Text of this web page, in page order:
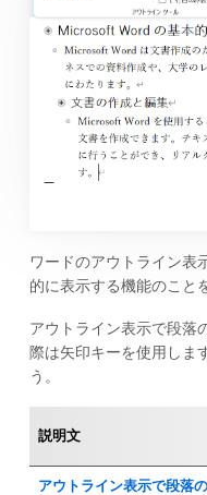
ワードのアウトライン表
的に表示する機能のこと
アウトライン表示で段落
際は矢印キーを使用しま
う。
説明文
アウトライン表示で段落